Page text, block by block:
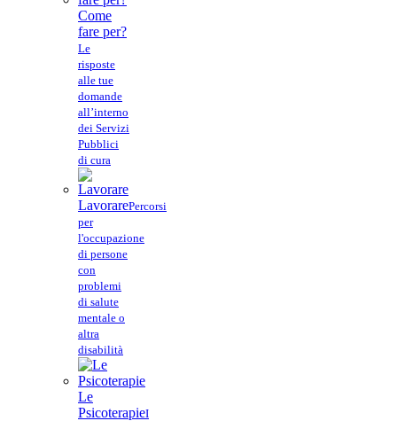
Come
fare per?
Le
risposte
alle tue
domande
all’interno
dei Servizi
Pubblici
di cura
LavorarePercorsi
per
l'occupazione
di persone
con
problemi
di salute
mentale o
altra
disabilità
Le
PsicoterapieI